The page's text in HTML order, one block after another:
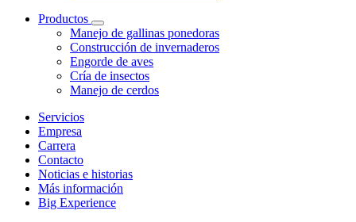
Productos
Manejo de gallinas ponedoras
Construcción de invernaderos
Engorde de aves
Cría de insectos
Manejo de cerdos
Servicios
Empresa
Carrera
Contacto
Noticias e historias
Más información
Big Experience